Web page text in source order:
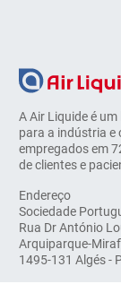
A Air Liquide é
para a indústria e
empregados em
de clientes e
Endereço
Sociedade
Rua Dr António
Arquiparque-
1495-131 Algés -